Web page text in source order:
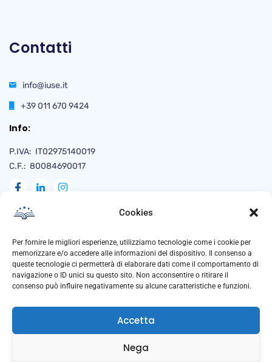
Cookies
Per fornire le migliori esperienze, utilizziamo tecnologie come i cookie per
memorizzare e/o accedere alle informazioni del dispositivo. Il consenso a
queste tecnologie ci permetterà di elaborare dati come il comportamento di
navigazione o ID unici su questo sito. Non acconsentire o ritirare il
consenso può influire negativamente su alcune caratteristiche e funzioni.
Accetta
Nega
Contatti
info@iuse.it
+39 011 670 9424
Info:
P.IVA: IT02975140019
C.F.: 80084690017
Naviga
Privacy Policy